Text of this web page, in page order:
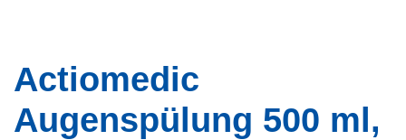
Actiomedic
Augenspülung 500 ml,